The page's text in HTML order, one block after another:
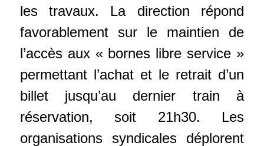
les travaux. La direction répond
favorablement sur le maintien de
l’accès aux « bornes libre service »
permettant l’achat et le retrait d’un
billet jusqu’au dernier train à
réservation, soit 21h30. Les
organisations syndicales déplorent